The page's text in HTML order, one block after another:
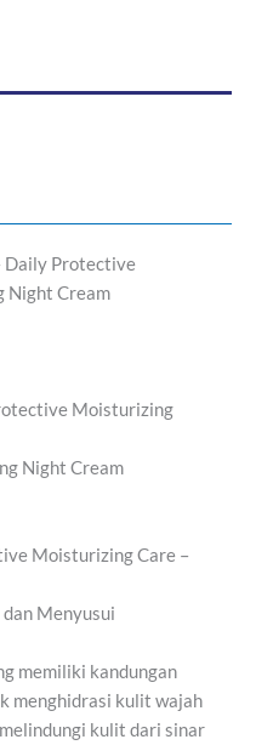
Daily Protective
Night Cream
Moisturizing
Night Cream
Moisturizing Care –
Menyusui
memiliki kandungan
menghidrasi kulit wajah
kulit dari sinar